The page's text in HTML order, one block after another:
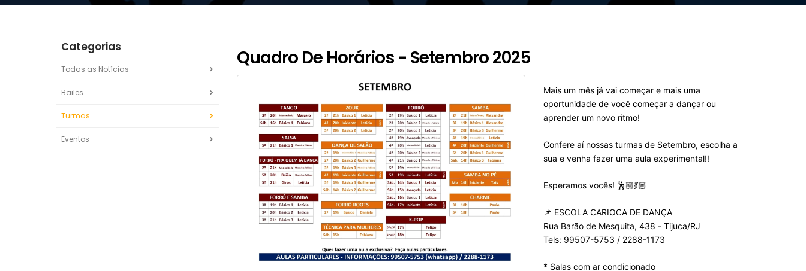
Categorias
Todas as Notícias
Bailes
Turmas
Eventos
Quadro De Horários - Setembro 2025
Mais um mês já vai começar e mais uma
oportunidade de você começar a dançar ou
aprender um novo ritmo!
Confere aí nossas turmas de Setembro, escolha a
sua e venha fazer uma aula experimental!!
Esperamos vocês! 🕺🏼💃🏼
📌 ESCOLA CARIOCA DE DANÇA
Rua Barão de Mesquita, 438 - Tijuca/RJ
Tels: 99507-5753 / 2288-1173
* Salas com ar condicionado